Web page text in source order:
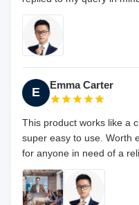
E
Emma Carter
This product works like a
super easy to use. Worth
for anyone in need of a